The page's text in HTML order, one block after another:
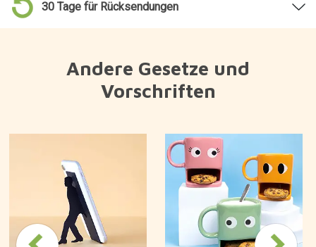
30 Tage für Rücksendungen
Andere Gesetze und
Vorschriften